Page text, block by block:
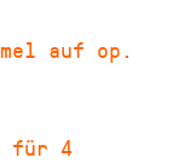
auf op.
für 4